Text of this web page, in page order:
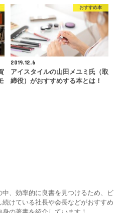
おすすめ本
2019.12.6
アイスタイルの山田メユミ氏（取
締役）がおすすめする本とは！
中、効率的に良書を見つけるため、ビ
続けている社長や会長などがおすすめ